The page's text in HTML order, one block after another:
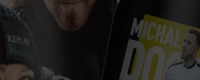
Calcetines antideslizantes